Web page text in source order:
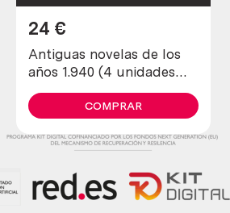
Antiguas novelas de los
años 1.940 (4 unidades
diferentes)
24 €
COMPRAR